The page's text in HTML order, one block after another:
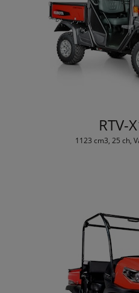
RTV-
1123 cm3, 25 ch,